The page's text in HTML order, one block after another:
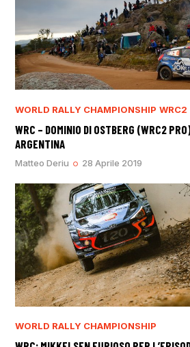
WORLD RALLY CHAMPIONSHIP WRC2
WRC – DOMINIO DI OSTBERG (WRC2
ARGENTINA
Matteo Deriu 28 Aprile 2019
WORLD RALLY CHAMPIONSHIP